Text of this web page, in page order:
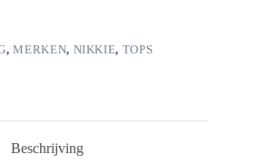
,MERKEN, NIKKIE, TOPS
Beschrijving